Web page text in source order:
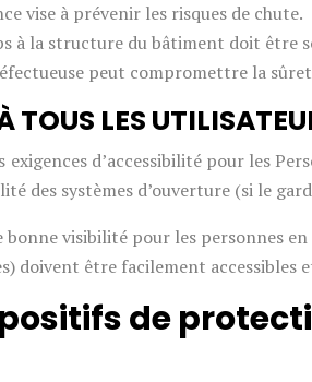
vise à prévenir les risques de chute.
à la structure du bâtiment doit être
peut compromettre la
TOUS LES
d’accessibilité pour les
des systèmes d’ouverture (si le
visibilité pour les personnes
doivent être facilement accessibles
de